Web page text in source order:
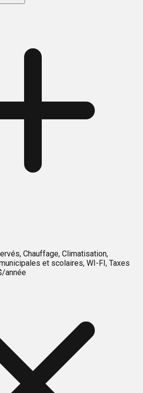
Chauffage, Climatisation,
et scolaires, WI-FI, Taxes
année